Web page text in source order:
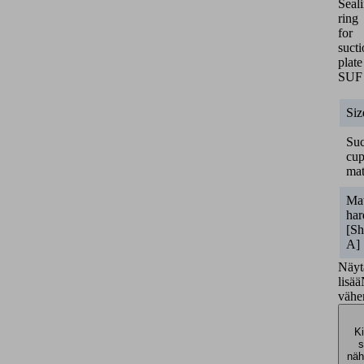
ring
for
plate
SUF
cup
A]
lisää